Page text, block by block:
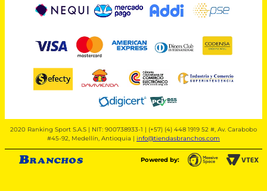
2020 Ranking Sport S.A.S | NIT: 900738933-1 | (+57) (4) 448 1919 52 #, Av. Carabobo
#45-92, Medellín, Antioquia | info@tiendasbranchos.com
Powered by: